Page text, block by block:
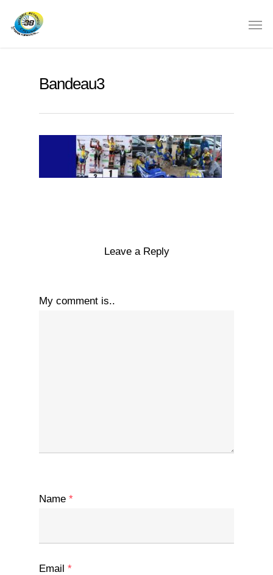
Bandeau3
Leave a Reply
My comment is..
Name *
Email *